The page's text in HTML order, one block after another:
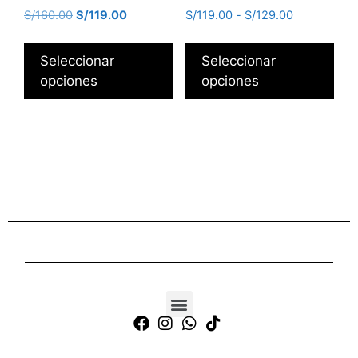
S/160.00 S/119.00
Seleccionar
opciones
S/119.00 - S/129.00
Seleccionar
opciones